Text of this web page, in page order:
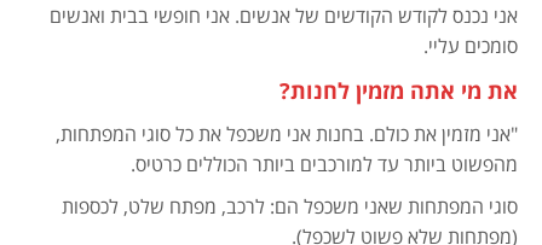
אני נכנס לקודש הקודשים של אנשים. אני חופשי בבית ואנשים
סומכים עליי.
את מי אתה מזמין לחנות?
"אני מזמין את כולם. בחנות אני משכפל את כל סוגי המפתחות,
מהפשוט ביותר עד למורכבים ביותר הכוללים כרטיס.
סוגי המפתחות שאני משכפל הם: לרכב, מפתח שלט, לכספות
(מפתחות שלא פשוט לשכפל).